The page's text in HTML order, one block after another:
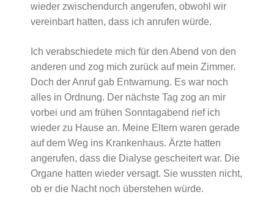
wieder zwischendurch angerufen, obwohl wir
vereinbart hatten, dass ich anrufen würde.
Ich verabschiedete mich für den Abend von den
anderen und zog mich zurück auf mein Zimmer.
Doch der Anruf gab Entwarnung. Es war noch
alles in Ordnung. Der nächste Tag zog an mir
vorbei und am frühen Sonntagabend rief ich
wieder zu Hause an. Meine Eltern waren gerade
auf dem Weg ins Krankenhaus. Ärzte hatten
angerufen, dass die Dialyse gescheitert war. Die
Organe hatten wieder versagt. Sie wussten nicht,
ob er die Nacht noch überstehen würde.